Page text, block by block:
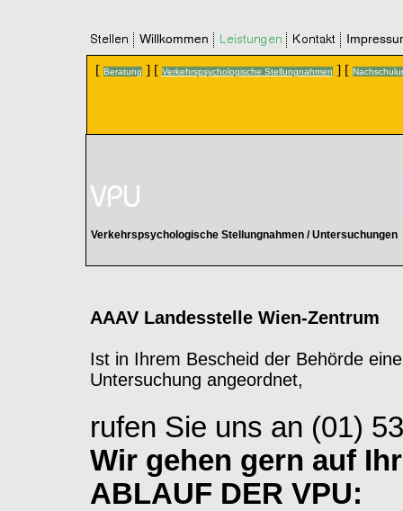
[ Beratung] [ Verkehrspsychologische Stellungnahmen] [
Verkehrspsychologische Stellungnahmen / Untersuchungen
AAAV Landesstelle Wien-Zentrum
Ist in Ihrem Bescheid der Behörde
Untersuchung angeordnet,
rufen Sie uns an (01)
Wir gehen gern auf
ABLAUF DER VPU: